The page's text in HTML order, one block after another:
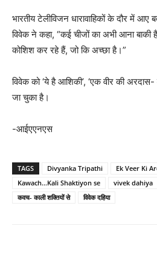
भारतीय टेलीविजन धारावाहिकों के दौर में आए
विवेक ने कहा, “कई चीजों का अभी आना बाकी
कोशिश कर रहे हैं, जो कि अच्छा है।”
विवेक को ‘ये है आशिकी’, ‘एक वीर की अरदास-
जा चुका है।
-आईएएनएस
TAGS Divyanka Tripathi
Ek Veer Ki
Kawach…Kali Shaktiyon se
vivek dahiya
कवच- काली शक्तियों से
विवेक दहिया